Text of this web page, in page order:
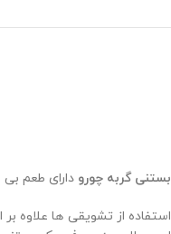
بستنی گربه چورو دارای طعم
استفاده از تشویقی ها علاوه